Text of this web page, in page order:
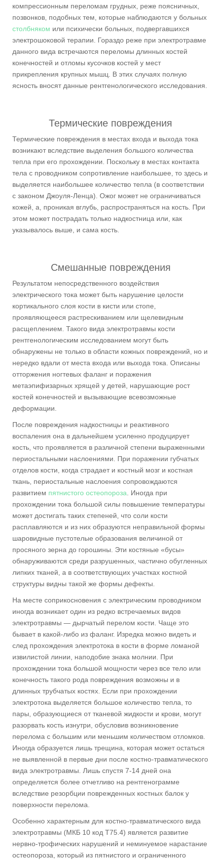
компрессионным переломам грудных, реже поясничных,
позвонков, подобных тем, которые наблюдаются у больных
столбняком или психически больных, подвергавшихся
электрошоковой терапии. Гораздо реже при электротравме
данного вида встречаются переломы длинных костей
конечностей и отломы кусочков костей у мест
прикрепления крупных мышц. В этих случаях полную
ясность вносят данные рентгенологического исследования.
Термические повреждения
Термические повреждения в местах входа и выхода тока
возникают вследствие выделения большого количества
тепла при его прохождении. Поскольку в местах контакта
тела с проводником сопротивление наибольшее, то здесь и
выделяется наибольшее количество тепла (в соответствии
с законом Джоуля-Ленца). Ожог может не ограничиваться
кожей, а, проникая вглубь, распространяться на кость. При
этом может пострадать только надкостница или, как
указывалось выше, и сама кость.
Смешанные повреждения
Результатом непосредственного воздействия
электрического тока может быть нарушение целости
кортикального слоя кости в кисти или стопе,
проявляющееся растрескиванием или щелевидным
расщеплением. Такого вида электротравмы кости
рентгенологическим исследованием могут быть
обнаружены не только в области кожных повреждений, но и
нередко вдали от места входа или выхода тока. Описаны
отторжения ногтевых фаланг и поражения
метаэпифизарных хрящей у детей, нарушающие рост
костей конечностей и вызывающие всевозможные
деформации.
После повреждения надкостницы и реактивного
воспаления она в дальнейшем усиленно продуцирует
кость, что проявляется в различной степени выраженными
периостальными наслоениями. При поражении губчатых
отделов кости, когда страдает и костный мозг и костная
ткань, периостальные наслоения сопровождаются
развитием пятнистого остеопороза. Иногда при
прохождении тока большой силы повышение температуры
может достигать таких степеней, что соли кости
расплавляются и из них образуются неправильной формы
шаровидные пустотелые образования величиной от
просяного зерна до горошины. Эти костяные «бусы»
обнаруживаются среди разрушенных, частично обугленных
липких тканей, а в соответствующих участках костной
структуры видны такой же формы дефекты.
На месте соприкосновения с электрическим проводником
иногда возникает один из редко встречаемых видов
электротравмы — дырчатый перелом кости. Чаще это
бывает в какой-либо из фаланг. Изредка можно видеть и
след прохождения электротока в кости в форме ломаной
извилистой линии, наподобие знака молнии. При
прохождении тока большой мощности через все тело или
конечность такого рода повреждения возможны и в
длинных трубчатых костях. Если при прохождении
электротока выделяется большое количество тепла, то
пары, образующиеся от тканевой жидкости и крови, могут
разорвать кость изнутри, обусловив возникновение
перелома с большим или меньшим количеством отломков.
Иногда образуется лишь трещина, которая может остаться
не выявленной в первые дни после костно-травматического
вида электротравмы. Лишь спустя 7-14 дней она
определяется более отчетливо на рентгенограмме
вследствие резорбции поврежденных костных балок у
поверхности перелома.
Особенно характерным для костно-травматического вида
электротравмы (МКБ 10 код T75.4) является развитие
нервно-трофических нарушений и неминуемое нарастание
остеопороза, который из пятнистого и ограниченного